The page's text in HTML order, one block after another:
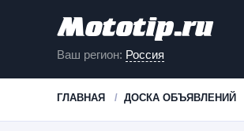
Ваш регион: Россия
ГЛАВНАЯ ДОСКА ОБЪЯВЛЕНИЙ